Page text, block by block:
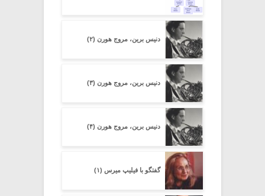
دنیس برین، مروج هورن (۲)
دنیس برین، مروج هورن (۳)
دنیس برین، مروج هورن (۴)
گفتگو با فیلیپ میرس (۱)